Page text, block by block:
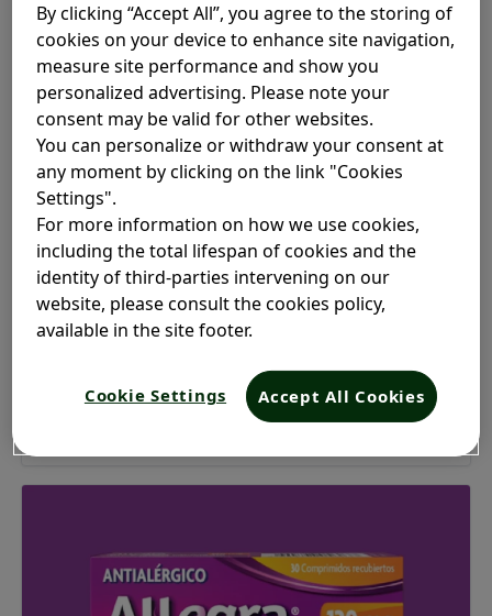
Allegra 60 mg
con fexofenadina de rápida acción, alivia los
multisíntomas**** de la rinitis alérgica hasta
por 12 horas y no produce sueño
2
Conoce más aquí
Shop Now
By clicking “Accept All”, you agree to the storing of
cookies on your device to enhance site navigation,
measure site performance and show you
personalized advertising. Please note your
consent may be valid for other websites.
You can personalize or withdraw your consent at
any moment by clicking on the link "Cookies
Settings".
For more information on how we use cookies,
including the total lifespan of cookies and the
identity of third-parties intervening on our
website, please consult the cookies policy,
available in the site footer.
Cookie Settings Accept All Cookies